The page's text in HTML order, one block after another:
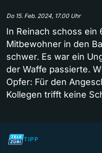
Do 15. Feb. 2024, 17.00 Uhr
In Reinach schoss ein
Mitbewohner in den
schwer. Es war ein
der Waffe passierte.
Opfer: Für den
Kollegen trifft keine
TIPP